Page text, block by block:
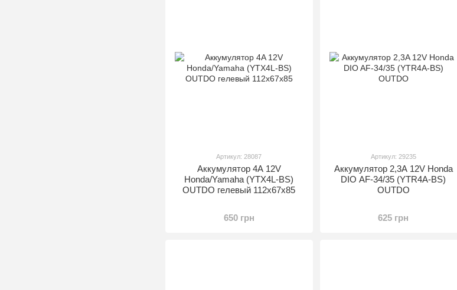
Артикул: 28087
Аккумулятор 4A 12V
Honda/Yamaha (YTX4L-BS)
OUTDO гелевый 112x67x85
650 грн
Артикул: 29235
Аккумулятор 2,3A 12V Honda
DIO AF-34/35 (YTR4A-BS)
OUTDO
625 грн